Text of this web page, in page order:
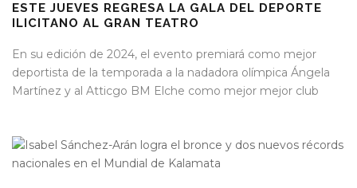
ESTE JUEVES REGRESA LA GALA DEL DEPORTE
ILICITANO AL GRAN TEATRO
En su edición de 2024, el evento premiará como mejor
deportista de la temporada a la nadadora olímpica Ángela
Martínez y al Atticgo BM Elche como mejor mejor club